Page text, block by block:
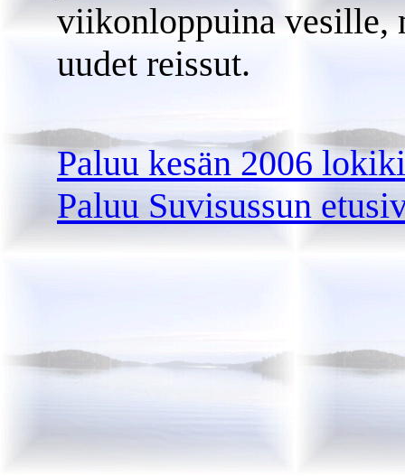
viikonloppuina vesille,
uudet reissut.
Paluu kesän 2006
Paluu Suvisussun